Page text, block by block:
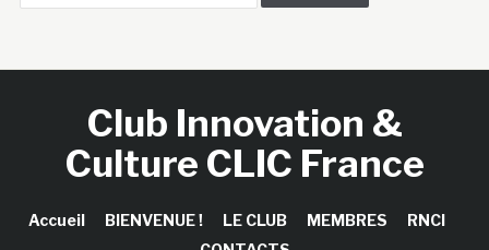
Club Innovation &
Culture CLIC France
Accueil BIENVENUE ! LE CLUB MEMBRES
RNCI